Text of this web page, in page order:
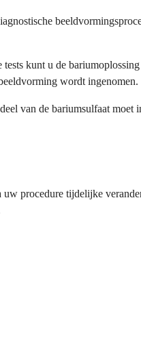
kunt u de
wordt ingenomen.
van de bariumsulfaat
procedure tijdelijke